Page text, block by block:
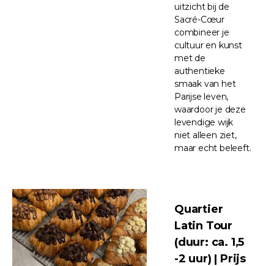
uitzicht bij de
Sacré-Cœur
combineer je
cultuur en kunst
met de
authentieke
smaak van het
Parijse leven,
waardoor je deze
levendige wijk
niet alleen ziet,
maar echt beleeft.
Quartier
Latin Tour
(duur: ca. 1,5
-2 uur) | Prijs